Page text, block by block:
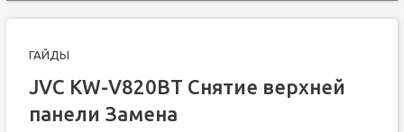
ГАЙДЫ
JVC KW-V820BT Снятие верхней
панели Замена